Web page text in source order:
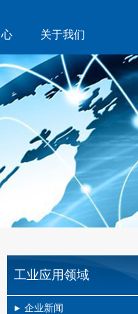
关于我们
工业应用领域
企业新闻